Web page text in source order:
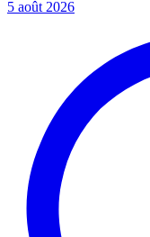
5 août 2026